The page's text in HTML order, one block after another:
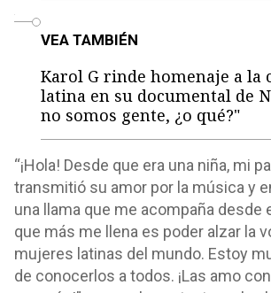
VEA TAMBIÉN
Karol G rinde homenaje a la
latina en su documental de
no somos gente, ¿o qué?"
“¡Hola! Desde que era una niña, mi
transmitió su amor por la música y
una llama que me acompaña desde
que más me llena es poder alzar la
mujeres latinas del mundo. Estoy
de conocerlos a todos. ¡Las amo